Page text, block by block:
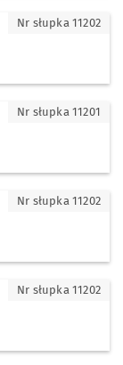
Nr słupka 11202
Nr słupka 11201
Nr słupka 11202
Nr słupka 11202